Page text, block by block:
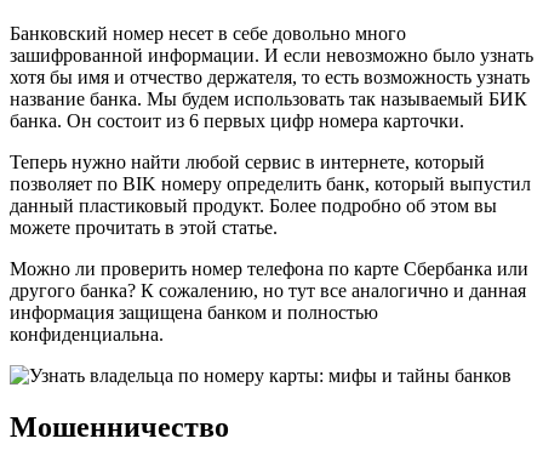
Банковский номер несет в себе довольно много
зашифрованной информации. И если невозможно было узнать
хотя бы имя и отчество держателя, то есть возможность узнать
название банка. Мы будем использовать так называемый БИК
банка. Он состоит из 6 первых цифр номера карточки.
Теперь нужно найти любой сервис в интернете, который
позволяет по BIK номеру определить банк, который выпустил
данный пластиковый продукт. Более подробно об этом вы
можете прочитать в этой статье.
Можно ли проверить номер телефона по карте Сбербанка или
другого банка? К сожалению, но тут все аналогично и данная
информация защищена банком и полностью
конфиденциальна.
Мошенничество